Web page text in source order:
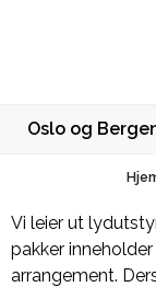
Oslo og
Vi leier ut
pakker
arrangement.